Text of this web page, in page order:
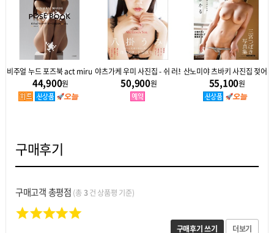
이 (타마유라)
비주얼 누드 포즈북 act miru - 사카미치 미루
44,900원
야츠가케 우미 사진집 - 쉬 러브스 유 She Loves You
50,900원
산노미야 츠바키 사진집 젖어
55,100원
구매후기
구매고객 총평점 (총3건 상품평 기준)
구매후기 쓰기 더보기